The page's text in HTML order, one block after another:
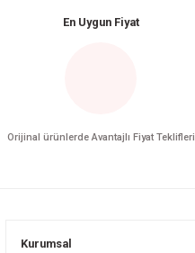
En Uygun Fiyat
Orijinal ürünlerde Avantajlı Fiyat Teklifleri
Kurumsal